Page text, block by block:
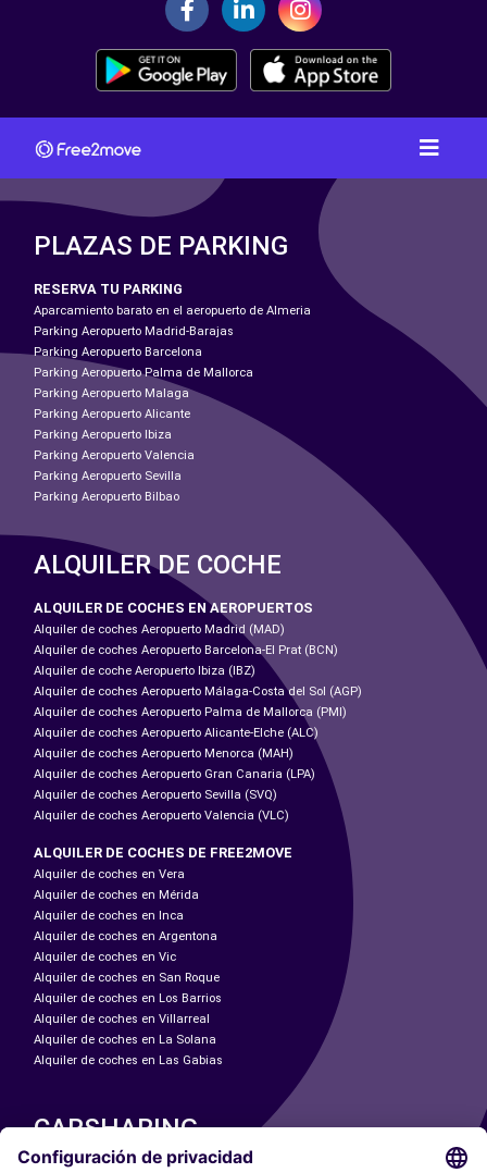
PLAZAS DE PARKING
RESERVA TU PARKING
Aparcamiento barato en el aeropuerto de Almeria
Parking Aeropuerto Madrid-Barajas
Parking Aeropuerto Barcelona
Parking Aeropuerto Palma de Mallorca
Parking Aeropuerto Malaga
Parking Aeropuerto Alicante
Parking Aeropuerto Ibiza
Parking Aeropuerto Valencia
Parking Aeropuerto Sevilla
Parking Aeropuerto Bilbao
ALQUILER DE COCHE
ALQUILER DE COCHES EN AEROPUERTOS
Alquiler de coches Aeropuerto Madrid (MAD)
Alquiler de coches Aeropuerto Barcelona-El Prat (BCN)
Alquiler de coche Aeropuerto Ibiza (IBZ)
Alquiler de coches Aeropuerto Málaga-Costa del Sol (AGP)
Alquiler de coches Aeropuerto Palma de Mallorca (PMI)
Alquiler de coches Aeropuerto Alicante-Elche (ALC)
Alquiler de coches Aeropuerto Menorca (MAH)
Alquiler de coches Aeropuerto Gran Canaria (LPA)
Alquiler de coches Aeropuerto Sevilla (SVQ)
Alquiler de coches Aeropuerto Valencia (VLC)
ALQUILER DE COCHES DE FREE2MOVE
Alquiler de coches en Vera
Alquiler de coches en Mérida
Alquiler de coches en Inca
Alquiler de coches en Argentona
Alquiler de coches en Vic
Alquiler de coches en San Roque
Alquiler de coches en Los Barrios
Alquiler de coches en Villarreal
Alquiler de coches en La Solana
Alquiler de coches en Las Gabias
CARSHARING